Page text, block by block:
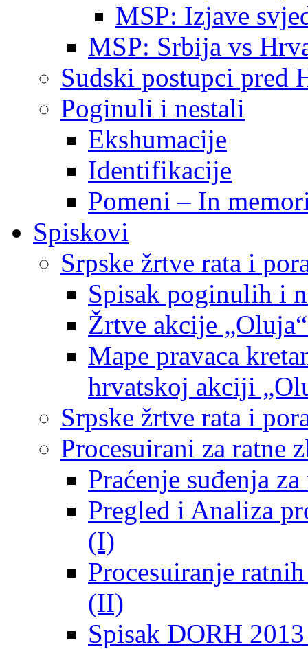
MSP: Izjave
MSP: Srbija vs
Sudski postupci pred
Poginuli i nestali
Ekshumacije
Identifikacije
Pomeni – In
Spiskovi
Srpske žrtve rata i
Spisak poginulih i
Žrtve akcije
Mape pravaca
hrvatskoj akciji
Srpske žrtve rata i
Procesuirani za ratne
Praćenje suđenja
Pregled i Analiza
(I)
Procesuiranje
(II)
Spisak DORH